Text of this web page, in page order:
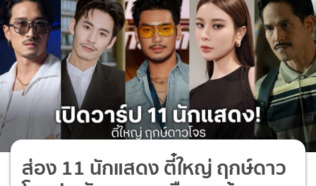
ส่อง 11 นักแสดง ตี๋ใหญ่ ฤกษ์ดาว